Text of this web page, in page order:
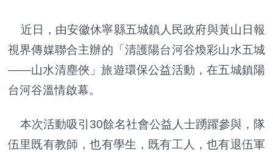
近日，由安徽休寧縣五城鎮人民政府與黃山日報
視界傳媒聯合主辦的「清護陽台河谷煥彩山水五城
——山水清塵俠」旅遊環保公益活動，在五城鎮陽
台河谷溫情啟幕。
本次活動吸引30餘名社會公益人士踴躍參與，隊
伍里既有教師，也有學生，既有工人，也有退伍軍